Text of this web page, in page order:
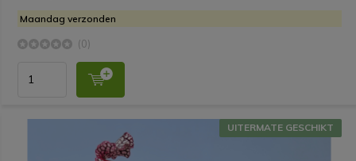
Maandag verzonden
(0)
UITERMATE GESCHIKT